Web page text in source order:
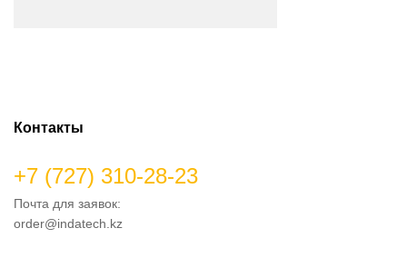
Контакты
+7 (727) 310-28-23
Почта для заявок:
order@indatech.kz